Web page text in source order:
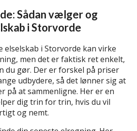
Sådan vælger og
i Storvorde
i Storvorde kan virke
men det er faktisk ret enkelt,
du gør. Der er forskel på priser
udbydere, så det lønner sig at
på at sammenligne. Her er en
dig trin for trin, hvis du vil
og nemt.